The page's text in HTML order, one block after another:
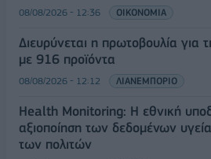
08/08/2026 - 12:36 ΟΙΚΟΝΟΜΙΑ
Διευρύνεται η πρωτοβουλία για
με 916 προϊόντα
08/08/2026 - 12:12 ΛΙΑΝΕΜΠΟΡΙΟ
Health Monitoring: Η εθνική
αξιοποίηση των δεδομένων
των πολιτών